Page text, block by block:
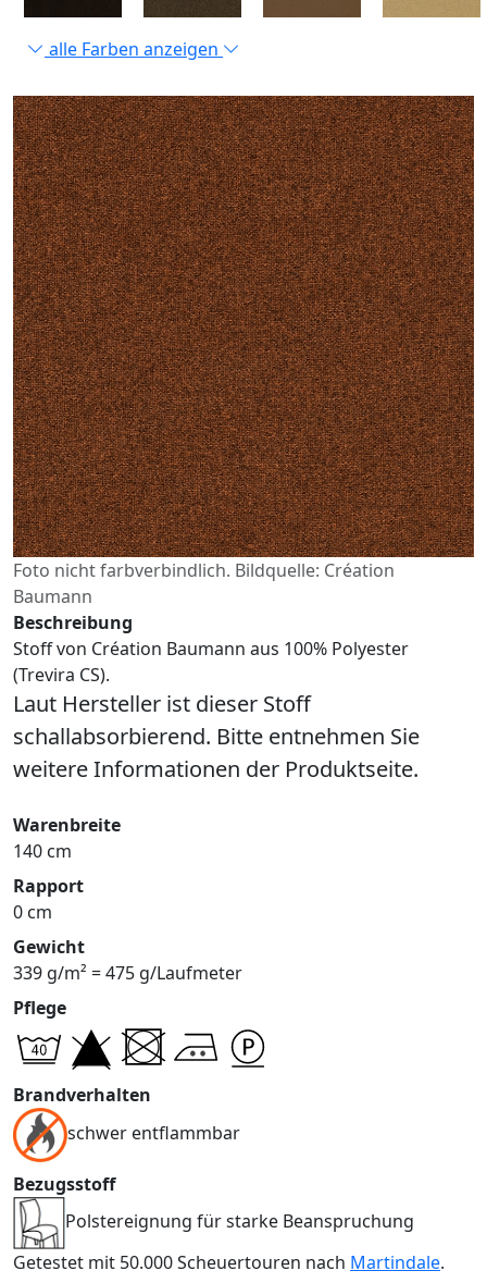
alle Farben anzeigen
Foto nicht farbverbindlich. Bildquelle: Création
Baumann
Beschreibung
Stoff von Création Baumann aus 100% Polyester
(Trevira CS).
Laut Hersteller ist dieser Stoff
schallabsorbierend. Bitte entnehmen Sie
weitere Informationen der Produktseite.
Warenbreite
140 cm
Rapport
0 cm
Gewicht
339 g/m² = 475 g/Laufmeter
Pflege
Brandverhalten
schwer entflammbar
Bezugsstoff
Polstereignung für starke Beanspruchung
Getestet mit 50.000 Scheuertouren nach Martindale.